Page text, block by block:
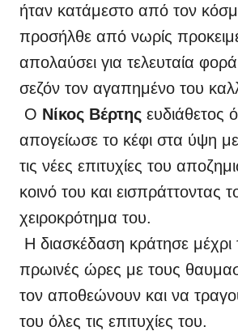
ήταν κατάμεστο από τον
προσήλθε από νωρίς
απολαύσει για τελευταία
σεζόν τον αγαπημένο του
Ο Νίκος Βέρτης
απογείωσε το κέφι στα ύψη με
τις νέες επιτυχίες του
κοινό του και εισπράττοντας
χειροκρότημα του.
Η διασκέδαση κράτησε μέχρι
πρωινές ώρες με τους
τον αποθεώνουν και να
του όλες τις επιτυχίες του.